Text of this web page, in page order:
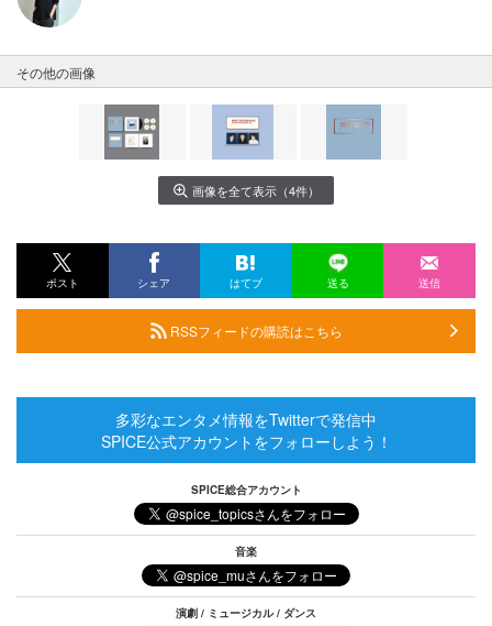
その他の画像
画像を全て表示（4件）
ポスト シェア はてブ 送る 送信
RSSフィードの購読はこちら
多彩なエンタメ情報をTwitterで発信中
SPICE公式アカウントをフォローしよう！
SPICE総合アカウント
音楽
演劇 / ミュージカル / ダンス